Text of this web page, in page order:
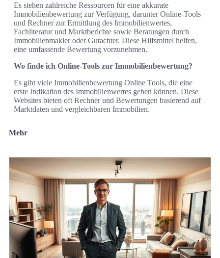
Es stehen zahlreiche Ressourcen für eine akkurate
Immobilienbewertung zur Verfügung, darunter Online-Tools
und Rechner zur Ermittlung des Immobilienwertes,
Fachliteratur und Marktberichte sowie Beratungen durch
Immobilienmakler oder Gutachter. Diese Hilfsmittel helfen,
eine umfassende Bewertung vorzunehmen.
Wo finde ich Online-Tools zur Immobilienbewertung?
Es gibt viele Immobilienbewertung Online Tools, die eine
erste Indikation des Immobilienwertes geben können. Diese
Websites bieten oft Rechner und Bewertungen basierend auf
Marktdaten und vergleichbaren Immobilien.
Mehr